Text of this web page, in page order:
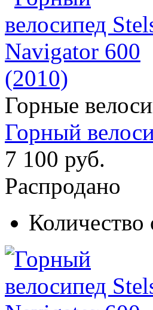
Горные
Горный
7 100 руб.
Распродано
Количество